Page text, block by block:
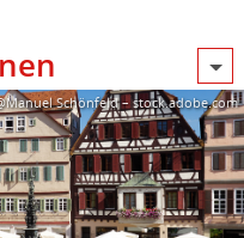
Schönfeld – stock.adobe.com